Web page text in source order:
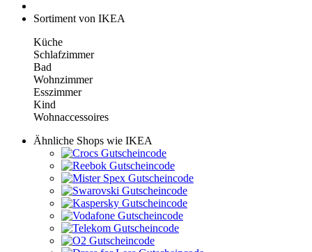
Sortiment von IKEA
Küche
Schlafzimmer
Bad
Wohnzimmer
Esszimmer
Kind
Wohnaccessoires
Ähnliche Shops wie IKEA